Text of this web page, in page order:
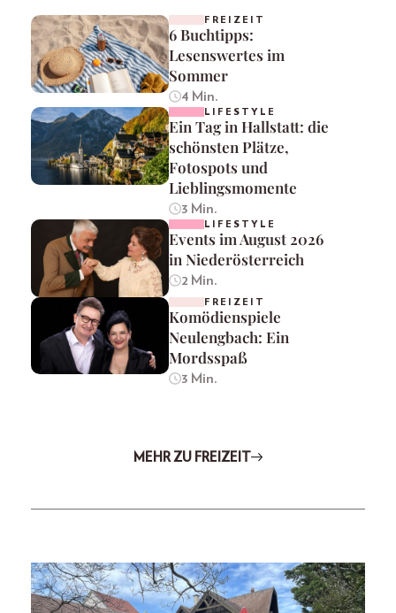
FREIZEIT
6 Buchtipps:
Lesenswertes im
Sommer
4 Min.
LIFESTYLE
Ein Tag in Hallstatt: die
schönsten Plätze,
Fotospots und
Lieblingsmomente
3 Min.
LIFESTYLE
Events im August 2026
in Niederösterreich
2 Min.
FREIZEIT
Komödienspiele
Neulengbach: Ein
Mordsspaß
3 Min.
MEHR ZU FREIZEIT